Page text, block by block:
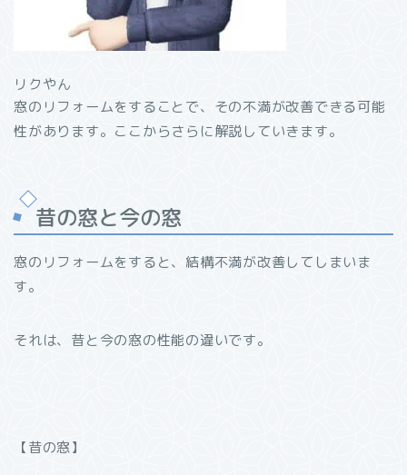
リクやん
窓のリフォームをすることで、その不満が改善できる可能
性があります。ここからさらに解説していきます。
昔の窓と今の窓
窓のリフォームをすると、結構不満が改善してしまいま
す。
それは、昔と今の窓の性能の違いです。
【昔の窓】